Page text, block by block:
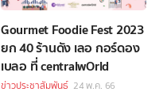
Gourmet Foodie Fest 2023
ยก 40 ร้านดัง เลอ กอร์ดอง
เบลอ ที่ centralwOrld
ข่าวประชาสัมพันธ์ 24 พ.ค. 66